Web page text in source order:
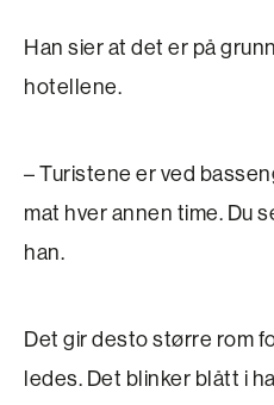
Han sier at det er på
hotellene.
– Turistene er ved
mat hver annen time. Du
han.
Det gir desto større rom
ledes. Det blinker blått i